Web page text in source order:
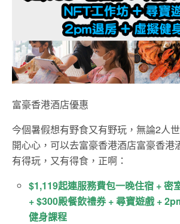
富豪香港酒店優惠
今個暑假想有野食又有野玩，無論2人
開心心，可以去富豪香港酒店富豪香港
有得玩，又有得食，正啊：
$1,119起連服務費包一晚住宿 + 密
+ $300殿餐飲禮券 + 尋寶遊戲 +
健身課程